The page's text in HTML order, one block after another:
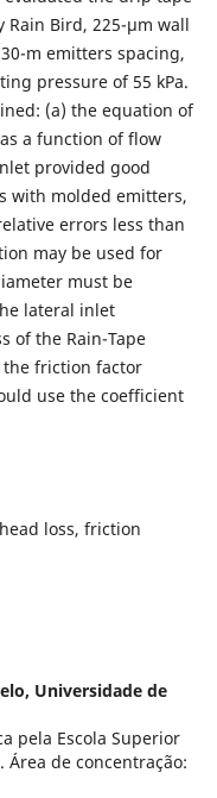
Bird, 225-µm wall
m emitters spacing,
pressure of 55 kPa.
(a) the equation of
a function of flow
provided good
with molded emitters,
errors less than
may be used for
must be
lateral inlet
of the Rain-Tape
the friction factor
use the coefficient
loss, friction
Universidade de
pela Escola Superior
Área de concentração: